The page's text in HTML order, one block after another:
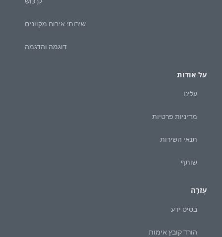
שירותי אירוח מקוונים
דוגמה והדגמה
על אודות
עלינו
מדיניות פרטיות
תנאי השירות
שותף
עֶזרָה
בסיס ידע
הורד קובץ אימות